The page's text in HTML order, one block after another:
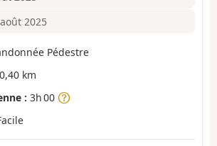
2025
Pédestre
km
: 3h 00